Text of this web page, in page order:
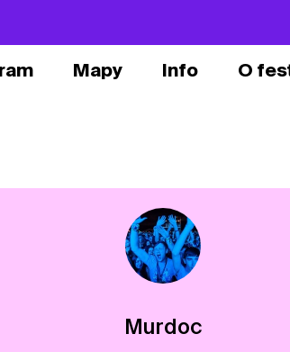
Mapy Info O
Murdoc